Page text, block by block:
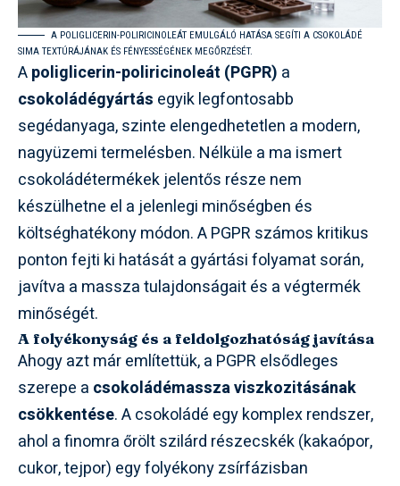
A POLIGLICERIN-POLIRICINOLEÁT EMULGÁLÓ HATÁSA SEGÍTI A CSOKOLÁDÉ
SIMA TEXTÚRÁJÁNAK ÉS FÉNYESSÉGÉNEK MEGŐRZÉSÉT.
Apoliglicerin-poliricinoleát (PGPR) a
csokoládégyártás egyik legfontosabb
segédanyaga, szinte elengedhetetlen a modern,
nagyüzemi termelésben. Nélküle a ma ismert
csokoládétermékek jelentős része nem
készülhetne el a jelenlegi minőségben és
költséghatékony módon. A PGPR számos kritikus
ponton fejti ki hatását a gyártási folyamat során,
javítva a massza tulajdonságait és a végtermék
minőségét.
A folyékonyság és a feldolgozhatóság javítása
Ahogy azt már említettük, a PGPR elsődleges
szerepe a csokoládémassza viszkozitásának
csökkentése. A csokoládé egy komplex rendszer,
ahol a finomra őrölt szilárd részecskék (kakaópor,
cukor, tejpor) egy folyékony zsírfázisban